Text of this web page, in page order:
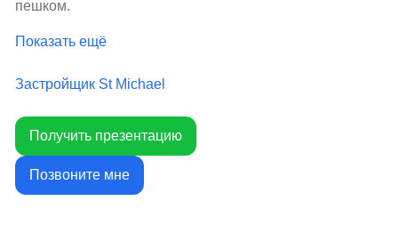
пешком.
Показать ещё
Застройщик St Michael
Получить презентацию
Позвоните мне